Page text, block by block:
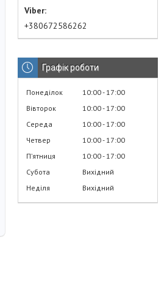
+380672586262
Графік роботи
Понеділок 10:00 17:00
Вівторок
10:00 17:00
Середа
10:00 17:00
Четвер
10:00 17:00
Пʼятниця
10:00 17:00
Субота
Вихідний
Неділя
Вихідний